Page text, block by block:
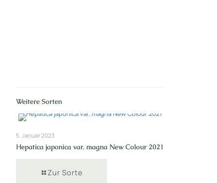
Weitere Sorten
5. Januar 2023
Hepatica japonica var. magna New Colour 2021
Zur Sorte